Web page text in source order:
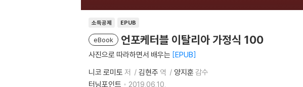
소득공제 EPUB
eBook 언포케터블 이탈리아 가정식 100
사진으로 따라하면서 배우는 EPUB
니코 로미토 저 김현주 역 양지훈 감수
터닝포인트
2019.06.10.